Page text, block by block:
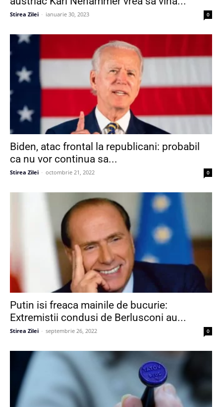
Stirea Zilei - ianuarie 30, 2023 0
Biden, atac frontal la republicani: probabil
ca nu vor continua sa...
Stirea Zilei - octombrie 21, 2022 0
Putin isi freaca mainile de bucurie:
Extremistii condusi de Berlusconi au...
Stirea Zilei - septembrie 26, 2022 0